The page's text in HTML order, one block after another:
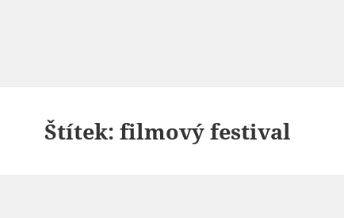
Štítek:filmový festival